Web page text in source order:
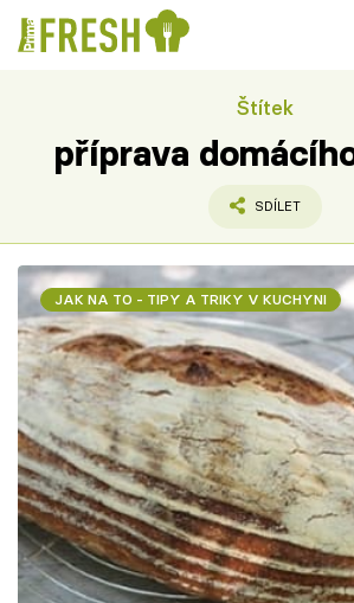
Polévky k večeři
Česká kuchyně Čokoláda
Témata
Recepty
Články
TV Program
Škola vaření
Štítek
příprava
SDÍLET
JAK NA TO - TIPY A TRIKY V KUCHYNI